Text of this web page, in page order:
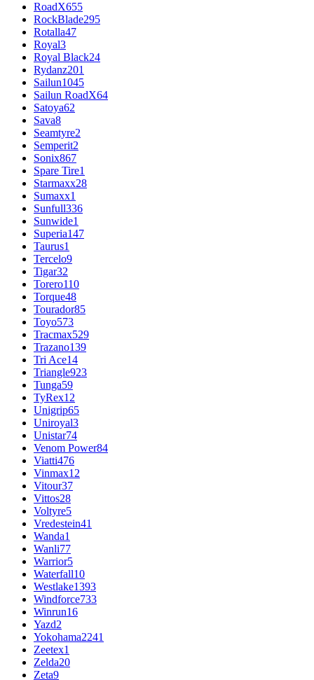
RoadX655
RockBlade295
Rotalla47
Royal3
Royal Black24
Rydanz201
Sailun1045
Sailun RoadX64
Satoya62
Sava8
Seamtyre2
Semperit2
Sonix867
Spare Tire1
Starmaxx28
Sumaxx1
Sunfull336
Sunwide1
Superia147
Taurus1
Tercelo9
Tigar32
Torero110
Torque48
Tourador85
Toyo573
Tracmax529
Trazano139
Tri Ace14
Triangle923
Tunga59
TyRex12
Unigrip65
Uniroyal3
Unistar74
Venom Power84
Viatti476
Vinmax12
Vitour37
Vittos28
Voltyre5
Vredestein41
Wanda1
Wanli77
Warrior5
Waterfall10
Westlake1393
Windforce733
Winrun16
Yazd2
Yokohama2241
Zeetex1
Zelda20
Zeta9